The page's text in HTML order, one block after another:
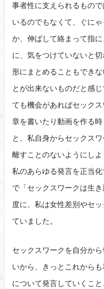
事者性に支えられるもの
いるのでもなくて、ぐに
か、伸ばして絡まって指
に、気をつけていないと
形にまとめることもでき
とが出来ないものだと感
ても機会があればセック
章を書いたり動画を作る
と、私自身からセックス
離すことのないようにし
私のあらゆる発言を正当
で「セックスワークは生
度に、私は女性差別やセ
ていました。
セックスワークを自分か
いから、きっとこれから
について発言していくこ